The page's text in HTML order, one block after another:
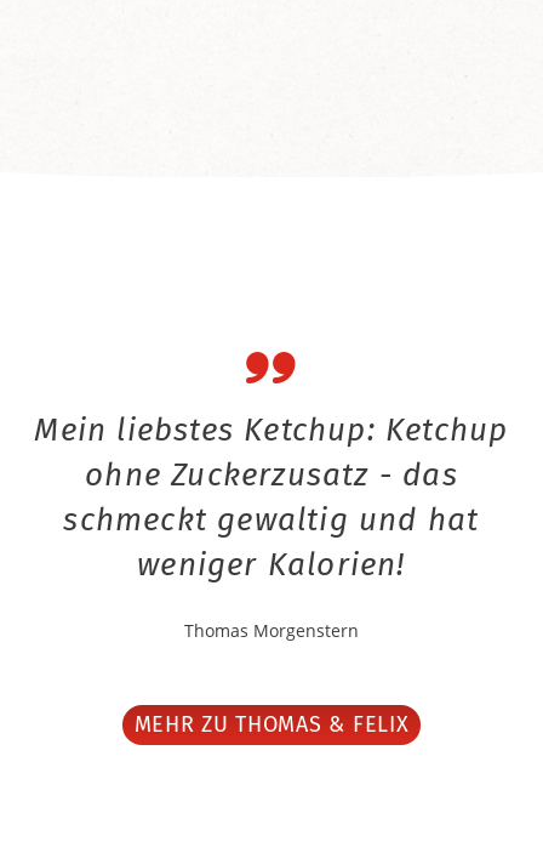
Mein liebstes Ketchup: Ketchup
ohne Zuckerzusatz - das
schmeckt gewaltig und hat
weniger Kalorien!
Thomas Morgenstern
MEHR ZU THOMAS & FELIX